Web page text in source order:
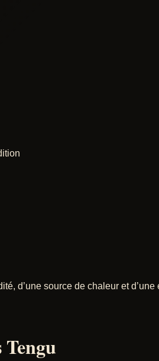
d’une source de chaleur et